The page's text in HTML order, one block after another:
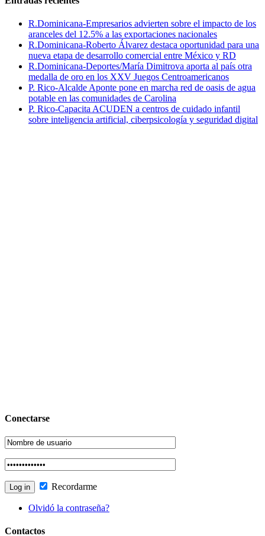
R.Dominicana-Empresarios advierten sobre el impacto de los
aranceles del 12.5% a las exportaciones nacionales
R.Dominicana-Roberto Álvarez destaca oportunidad para una
nueva etapa de desarrollo comercial entre México y RD
R.Dominicana-Deportes/María Dimitrova aporta al país otra
medalla de oro en los XXV Juegos Centroamericanos
P. Rico-Alcalde Aponte pone en marcha red de oasis de agua
potable en las comunidades de Carolina
P. Rico-Capacita ACUDEN a centros de cuidado infantil
sobre inteligencia artificial, ciberpsicología y seguridad digital
Conectarse
Recordarme
Olvidó la contraseña?
Contactos